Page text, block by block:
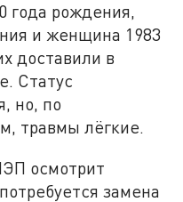
года рождения,
и женщина 1983
доставили в
Статус
но, по
травмы лёгкие.
осмотрит
замена